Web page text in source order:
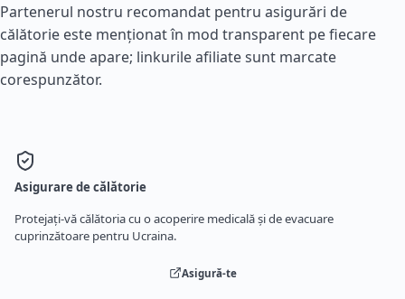
Partenerul nostru recomandat pentru asigurări de
călătorie este menționat în mod transparent pe fiecare
pagină unde apare; linkurile afiliate sunt marcate
corespunzător.
Asigurare de călătorie
Protejați-vă călătoria cu o acoperire medicală și de evacuare
cuprinzătoare pentru Ucraina.
Asigură-te